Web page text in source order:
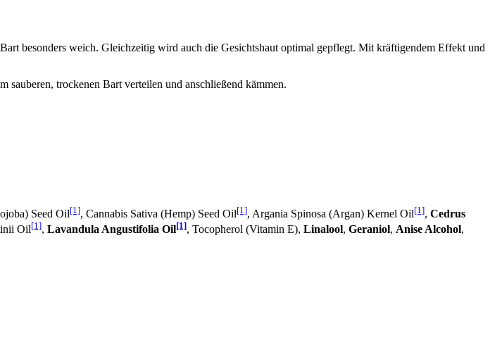
besonders weich. Gleichzeitig wird auch die Gesichtshaut optimal gepflegt. Mit kräftigendem Effekt und
sauberen, trockenen Bart verteilen und anschließend kämmen.
Seed Oil[1], Cannabis Sativa (Hemp) Seed Oil[1], Argania Spinosa (Argan) Kernel Oil[1], Cedrus
Oil[1], Lavandula Angustifolia Oil[1], Tocopherol (Vitamin E), Linalool, Geraniol, Anise Alcohol,